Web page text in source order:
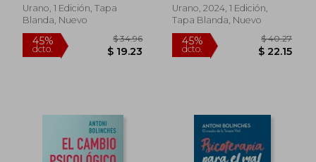
Urano, 1 Edición, Tapa
Blanda, Nuevo
Armónico
Urano, 2024, 1 Edición,
Tapa Blanda, Nuevo